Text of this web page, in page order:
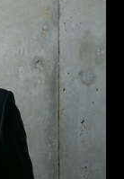
古屋 横浜
キャンペーン
リメイク 安い
ンタル東京
ル靴
名古屋